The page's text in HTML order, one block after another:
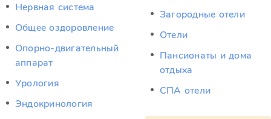
Нервная система
Общее оздоровление
Опорно-двигательный
аппарат
Урология
Эндокринология
Загородные отели
Отели
Пансионаты и дома
отдыха
СПА отели